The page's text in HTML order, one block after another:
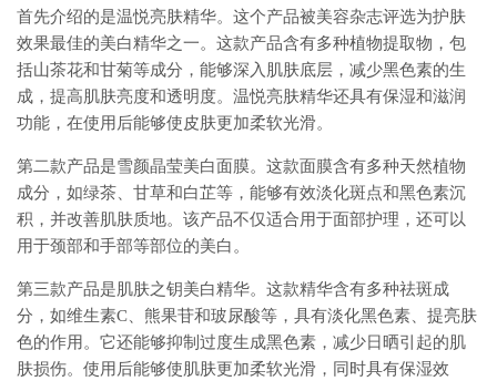
首先介绍的是温悦亮肤精华。这个产品被美容杂志评选为护肤
效果最佳的美白精华之一。这款产品含有多种植物提取物，包
括山茶花和甘菊等成分，能够深入肌肤底层，减少黑色素的生
成，提高肌肤亮度和透明度。温悦亮肤精华还具有保湿和滋润
功能，在使用后能够使皮肤更加柔软光滑。
第二款产品是雪颜晶莹美白面膜。这款面膜含有多种天然植物
成分，如绿茶、甘草和白芷等，能够有效淡化斑点和黑色素沉
积，并改善肌肤质地。该产品不仅适合用于面部护理，还可以
用于颈部和手部等部位的美白。
第三款产品是肌肤之钥美白精华。这款精华含有多种祛斑成
分，如维生素C、熊果苷和玻尿酸等，具有淡化黑色素、提亮肤
色的作用。它还能够抑制过度生成黑色素，减少日晒引起的肌
肤损伤。使用后能够使肌肤更加柔软光滑，同时具有保湿效